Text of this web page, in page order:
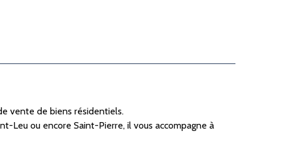
vente de biens résidentiels.
Leu ou encore Saint-Pierre, il vous accompagne à